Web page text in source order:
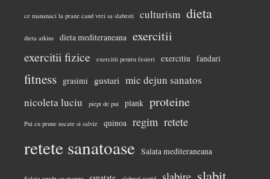
ce mananaci la pranz cand vrei sa slabesti culturism dieta
dieta atkins dieta mediteraneana exercitii
exercitii fizice exercitii pentru fesieri exercitiu fandari
fitness grasimi gustari mic dejun sanatos
nicoleta luciu
piept de pui plank proteine
Pui cu prune uscate si salvie quinoa regim retete
retete sanatoase Salata mediteraneana